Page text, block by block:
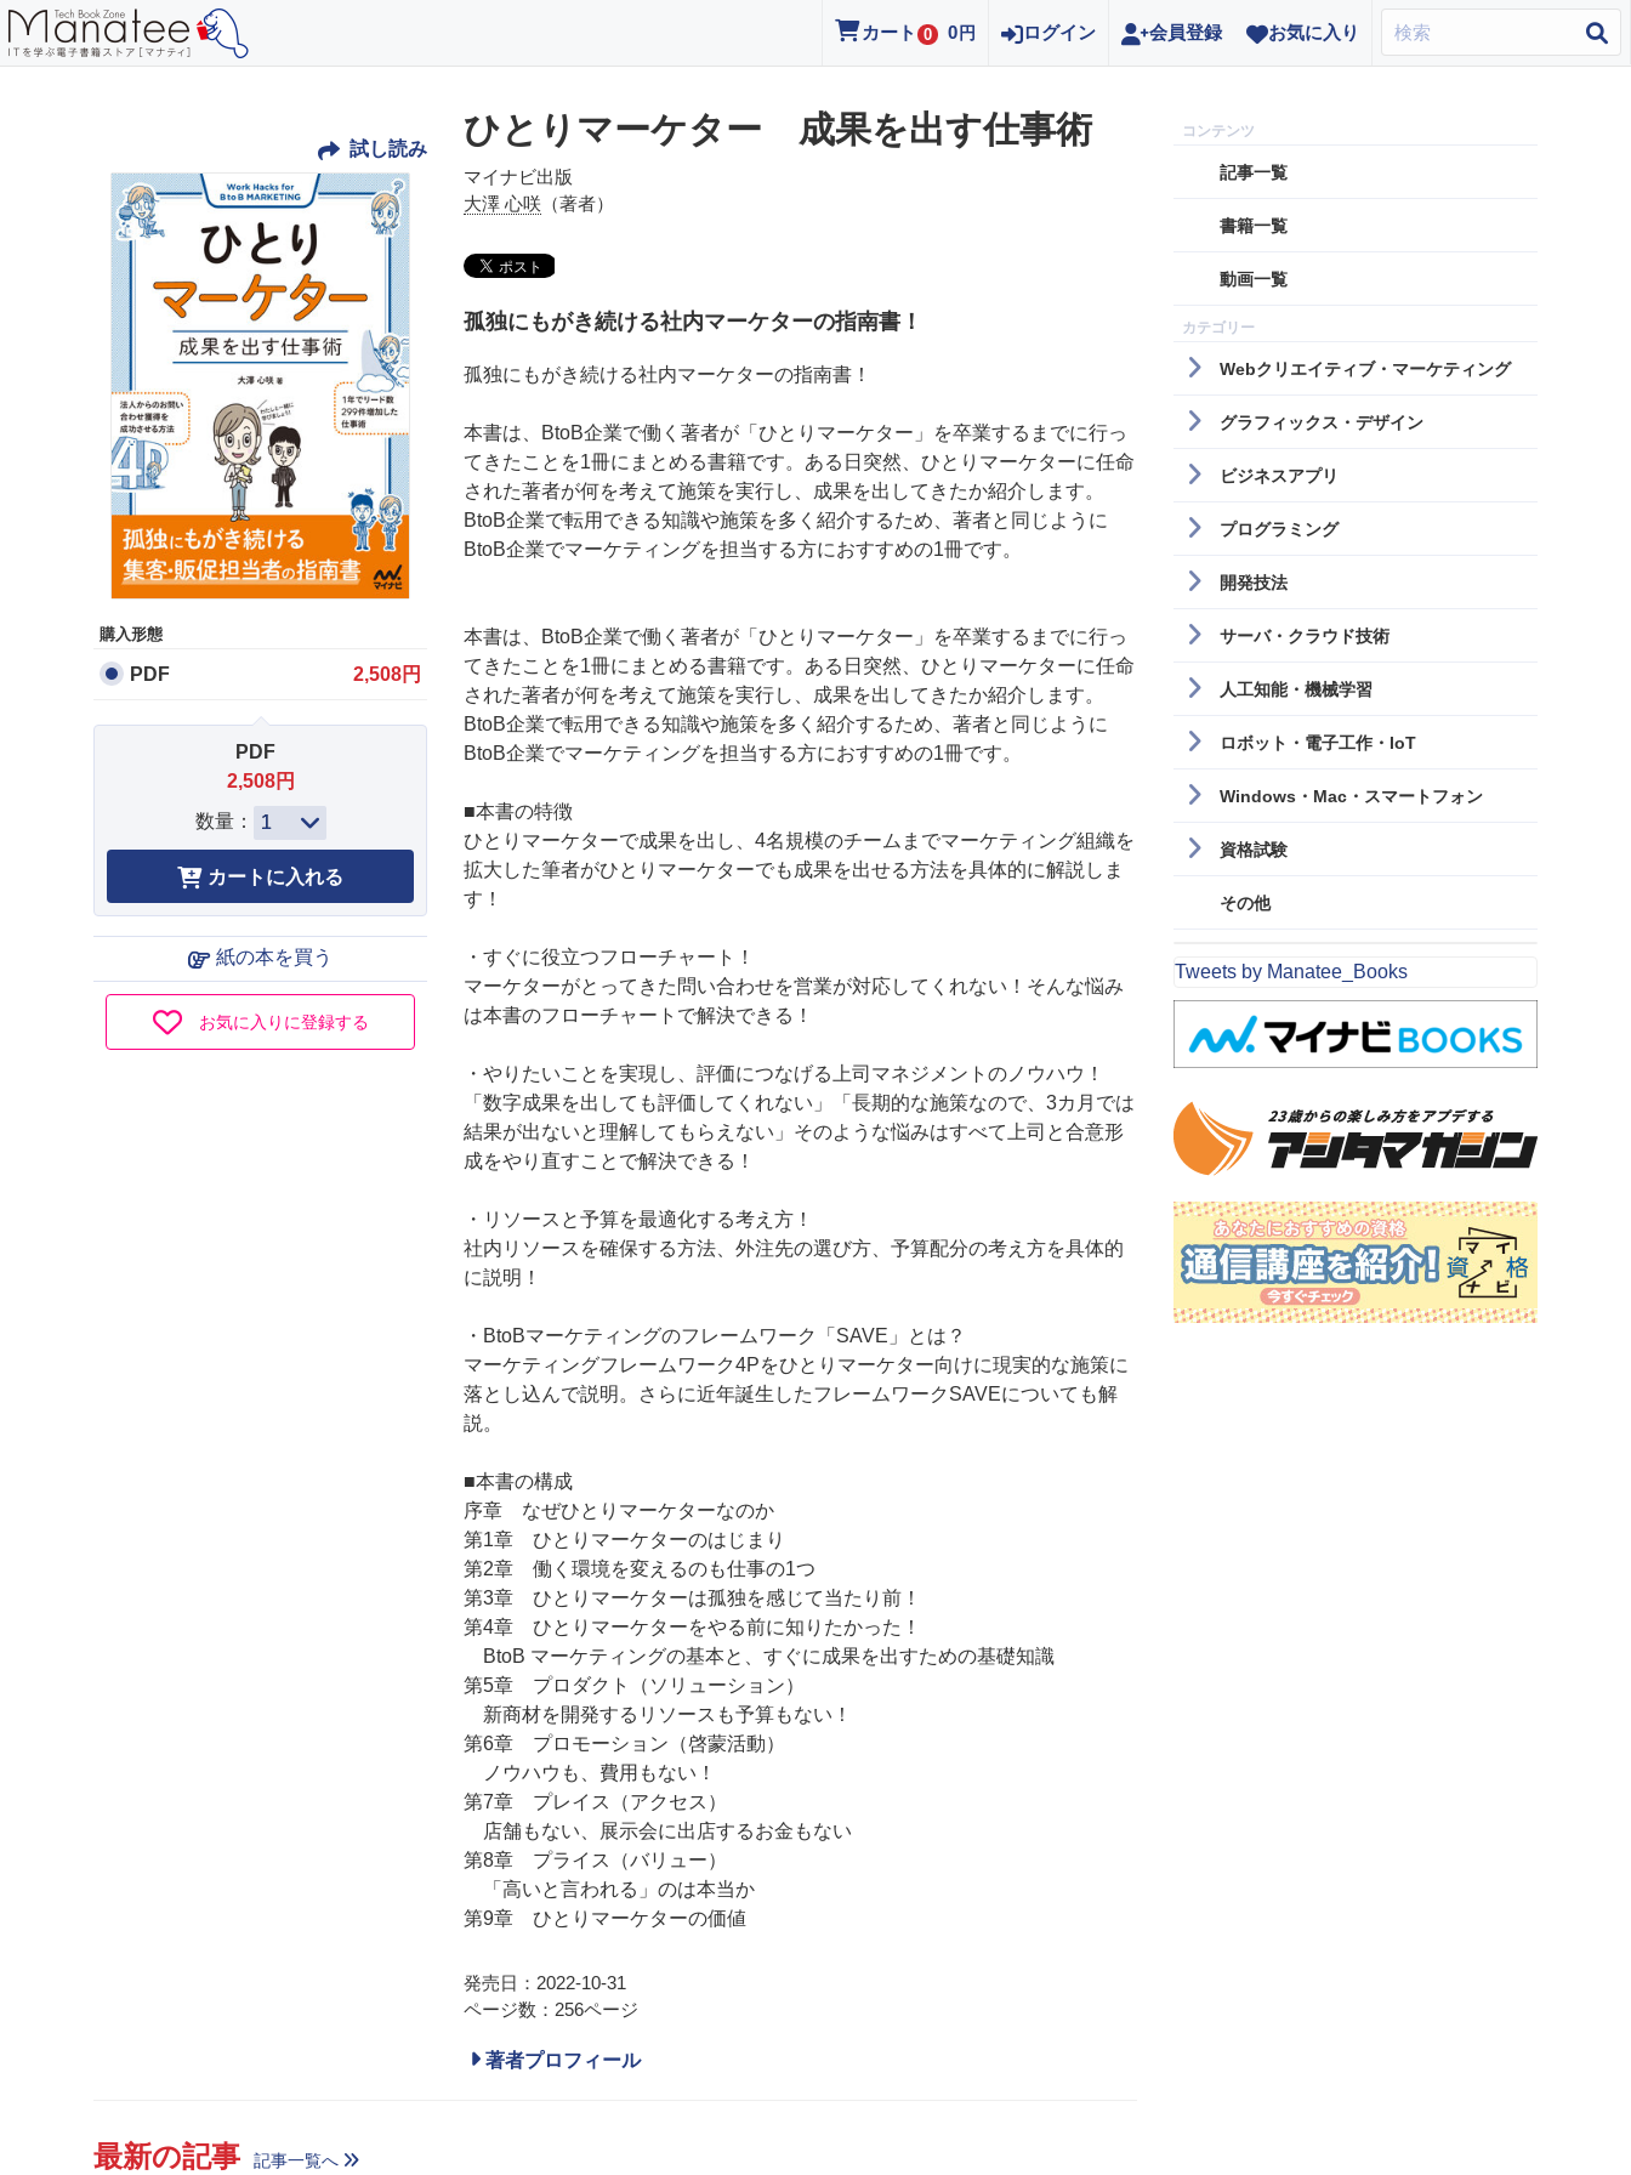
カート 0 0 円 ログイン 会員登録 お気に入り
試し読み
購入形態
PDF 2,508円
PDF
2,508円
数量：
紙の本を買う
お気に入りに登録する
ひとりマーケター 成果を出す仕事術
マイナビ出版
大澤 心咲 （著者）
孤独にもがき続ける社内マーケターの指南書！
孤独にもがき続ける社内マーケターの指南書！
本書は、BtoB企業で働く著者が「ひとりマーケター」を卒業するまでに行っ
てきたことを1冊にまとめる書籍です。ある日突然、ひとりマーケターに任命
された著者が何を考えて施策を実行し、成果を出してきたか紹介します。
BtoB企業で転用できる知識や施策を多く紹介するため、著者と同じように
BtoB企業でマーケティングを担当する方におすすめの1冊です。
本書は、BtoB企業で働く著者が「ひとりマーケター」を卒業するまでに行っ
てきたことを1冊にまとめる書籍です。ある日突然、ひとりマーケターに任命
された著者が何を考えて施策を実行し、成果を出してきたか紹介します。
BtoB企業で転用できる知識や施策を多く紹介するため、著者と同じように
BtoB企業でマーケティングを担当する方におすすめの1冊です。
■本書の特徴
ひとりマーケターで成果を出し、4名規模のチームまでマーケティング組織を
拡大した筆者がひとりマーケターでも成果を出せる方法を具体的に解説しま
す！
・すぐに役立つフローチャート！
マーケターがとってきた問い合わせを営業が対応してくれない！そんな悩み
は本書のフローチャートで解決できる！
・やりたいことを実現し、評価につなげる上司マネジメントのノウハウ！
「数字成果を出しても評価してくれない」「長期的な施策なので、3カ月では
結果が出ないと理解してもらえない」そのような悩みはすべて上司と合意形
成をやり直すことで解決できる！
・リソースと予算を最適化する考え方！
社内リソースを確保する方法、外注先の選び方、予算配分の考え方を具体的
に説明！
・BtoBマーケティングのフレームワーク「SAVE」とは？
マーケティングフレームワーク4Pをひとりマーケター向けに現実的な施策に
落とし込んで説明。さらに近年誕生したフレームワークSAVEについても解
説。
■本書の構成
序章 なぜひとりマーケターなのか
第1章 ひとりマーケターのはじまり
第2章 働く環境を変えるのも仕事の1つ
第3章 ひとりマーケターは孤独を感じて当たり前！
第4章 ひとりマーケターをやる前に知りたかった！
BtoB マーケティングの基本と、すぐに成果を出すための基礎知識
第5章 プロダクト（ソリューション）
新商材を開発するリソースも予算もない！
第6章 プロモーション（啓蒙活動）
ノウハウも、費用もない！
第7章 プレイス（アクセス）
店舗もない、展示会に出店するお金もない
第8章 プライス（バリュー）
「高いと言われる」のは本当か
第9章 ひとりマーケターの価値
発売日：2022-10-31
ページ数：256ページ
著者プロフィール
最新の記事 記事一覧へ
記事一覧
書籍一覧
動画一覧
Webクリエイティブ・マーケティング
グラフィックス・デザイン
ビジネスアプリ
プログラミング
開発技法
サーバ・クラウド技術
人工知能・機械学習
ロボット・電子工作・IoT
Windows・Mac・スマートフォン
資格試験
その他
Tweets by Manatee_Books